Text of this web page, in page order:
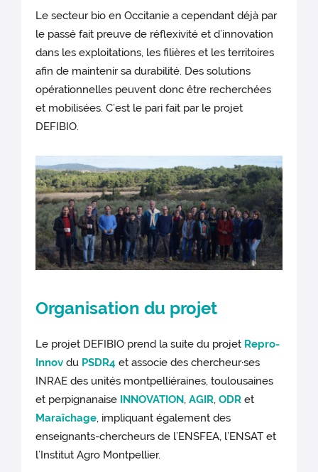
Le secteur bio en Occitanie a cependant déjà par
le passé fait preuve de réflexivité et d’innovation
dans les exploitations, les filières et les territoires
afin de maintenir sa durabilité. Des solutions
opérationnelles peuvent donc être recherchées
et mobilisées. C’est le pari fait par le projet
DEFIBIO.
Organisation du projet
Le projet DEFIBIO prend la suite du projet Repro-
Innov du PSDR4 et associe des chercheur·ses
INRAE des unités montpelliéraines, toulousaines
et perpignanaise INNOVATION,AGIR,ODR et
Maraîchage, impliquant également des
enseignants-chercheurs de l’ENSFEA, l’ENSAT et
l’Institut Agro Montpellier.